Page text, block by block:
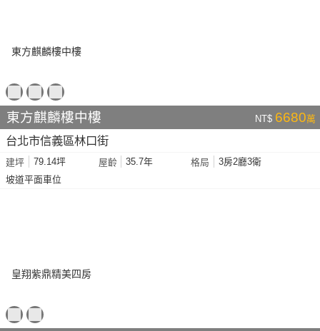
東方麒麟樓中樓 NT$ 6680萬
台北市信義區林口街
建坪 79.14坪 屋齡 35.7年 格局
3房2廳3衛
坡道平面車位